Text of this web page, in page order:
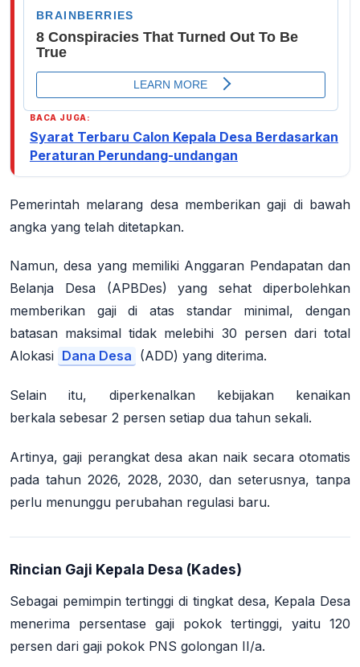
BACA JUGA:
Syarat Terbaru Calon Kepala Desa Berdasarkan
Peraturan Perundang-undangan
Pemerintah melarang desa memberikan gaji di bawah
angka yang telah ditetapkan.
Namun, desa yang memiliki Anggaran Pendapatan dan
Belanja Desa (APBDes) yang sehat diperbolehkan
memberikan gaji di atas standar minimal, dengan
batasan maksimal tidak melebihi 30 persen dari total
Alokasi Dana Desa (ADD) yang diterima.
Selain itu, diperkenalkan kebijakan kenaikan
berkala sebesar 2 persen setiap dua tahun sekali.
Artinya, gaji perangkat desa akan naik secara otomatis
pada tahun 2026, 2028, 2030, dan seterusnya, tanpa
perlu menunggu perubahan regulasi baru.
Rincian Gaji Kepala Desa (Kades)
Sebagai pemimpin tertinggi di tingkat desa, Kepala Desa
menerima persentase gaji pokok tertinggi, yaitu 120
persen dari gaji pokok PNS golongan II/a.